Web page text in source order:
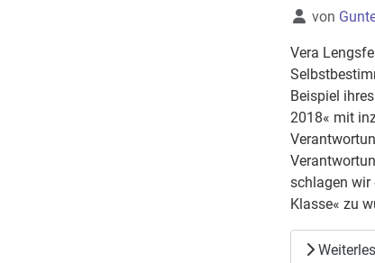
Details
von
Vera
Beispiel
2018« mit
schlagen wir
Klasse« zu